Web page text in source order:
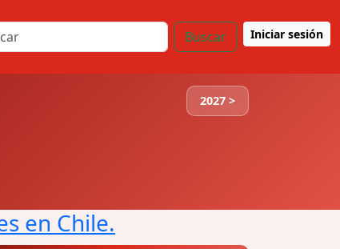
Buscar Iniciar sesión
2027 >
en Chile.